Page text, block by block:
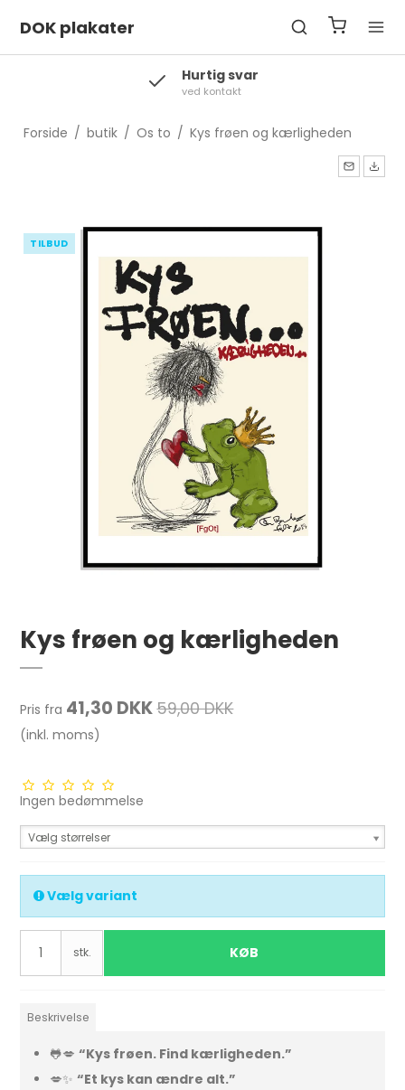
DOK plakater
Forside / butik / Os to / Kys frøen og kærligheden
TILBUD
Kys frøen og kærligheden
Pris fra 41,30 DKK59,00 DKK
(inkl. moms)
Ingen bedømmelse
Vælg størrelser
Vælg variant
stk. KØB
Beskrivelse
🐸💋 “Kys frøen. Find kærligheden.”
💋✨ “Et kys kan ændre alt.”